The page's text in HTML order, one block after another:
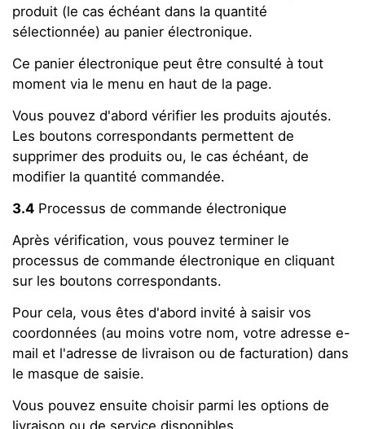
produit (le cas échéant dans la quantité
sélectionnée) au panier électronique.
Ce panier électronique peut être consulté à tout
moment via le menu en haut de la page.
Vous pouvez d'abord vérifier les produits ajoutés.
Les boutons correspondants permettent de
supprimer des produits ou, le cas échéant, de
modifier la quantité commandée.
3.4 Processus de commande électronique
Après vérification, vous pouvez terminer le
processus de commande électronique en cliquant
sur les boutons correspondants.
Pour cela, vous êtes d'abord invité à saisir vos
coordonnées (au moins votre nom, votre adresse e-
mail et l'adresse de livraison ou de facturation) dans
le masque de saisie.
Vous pouvez ensuite choisir parmi les options de
livraison ou de service disponibles.